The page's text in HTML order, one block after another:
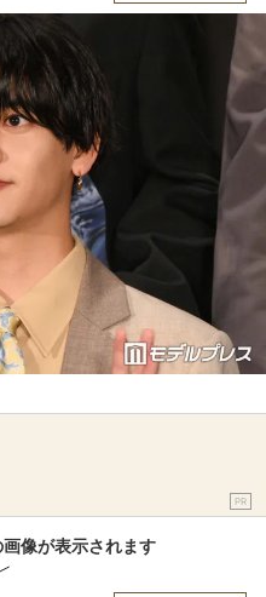
PR
像が表示されます